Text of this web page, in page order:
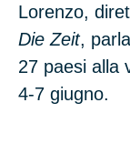
Lorenzo,
Die Zeit,
27 paesi alla
4-7 giugno.